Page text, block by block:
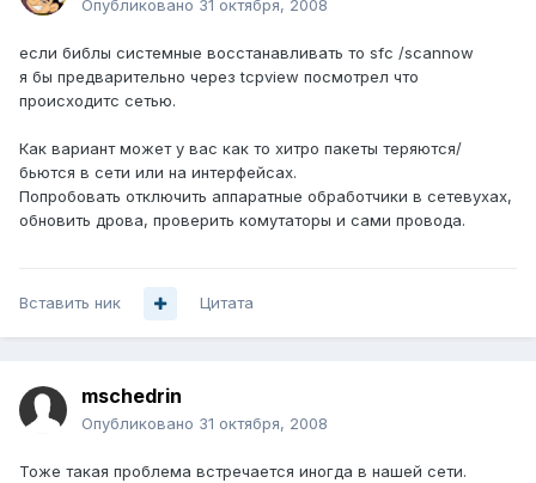
Опубликовано 31 октября, 2008
если библы системные восстанавливать то sfc /scannow
я бы предварительно через tcpview посмотрел что
происходитс сетью.
Как вариант может у вас как то хитро пакеты теряются/
бьются в сети или на интерфейсах.
Попробовать отключить аппаратные обработчики в сетевухах,
обновить дрова, проверить комутаторы и сами провода.
Вставить ник Цитата
mschedrin
Опубликовано 31 октября, 2008
Тоже такая проблема встречается иногда в нашей сети.